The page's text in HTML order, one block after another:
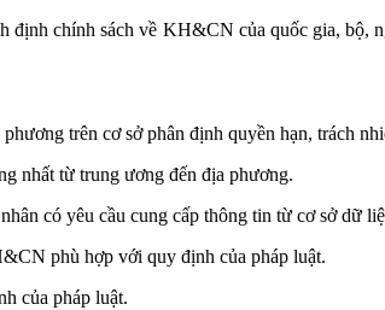
chính sách về KH&CN của quốc gia, bộ,
trên cơ sở phân định quyền hạn, trách
nhất từ trung ương đến địa phương.
có yêu cầu cung cấp thông tin từ cơ sở dữ
phù hợp với quy định của pháp luật.
của pháp luật.